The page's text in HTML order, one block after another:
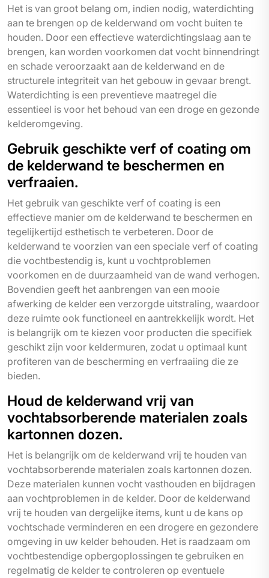
Het is van groot belang om, indien nodig, waterdichting
aan te brengen op de kelderwand om vocht buiten te
houden. Door een effectieve waterdichtingslaag aan te
brengen, kan worden voorkomen dat vocht binnendringt
en schade veroorzaakt aan de kelderwand en de
structurele integriteit van het gebouw in gevaar brengt.
Waterdichting is een preventieve maatregel die
essentieel is voor het behoud van een droge en gezonde
kelderomgeving.
Gebruik geschikte verf of coating om
de kelderwand te beschermen en
verfraaien.
Het gebruik van geschikte verf of coating is een
effectieve manier om de kelderwand te beschermen en
tegelijkertijd esthetisch te verbeteren. Door de
kelderwand te voorzien van een speciale verf of coating
die vochtbestendig is, kunt u vochtproblemen
voorkomen en de duurzaamheid van de wand verhogen.
Bovendien geeft het aanbrengen van een mooie
afwerking de kelder een verzorgde uitstraling, waardoor
deze ruimte ook functioneel en aantrekkelijk wordt. Het
is belangrijk om te kiezen voor producten die specifiek
geschikt zijn voor keldermuren, zodat u optimaal kunt
profiteren van de bescherming en verfraaiing die ze
bieden.
Houd de kelderwand vrij van
vochtabsorberende materialen zoals
kartonnen dozen.
Het is belangrijk om de kelderwand vrij te houden van
vochtabsorberende materialen zoals kartonnen dozen.
Deze materialen kunnen vocht vasthouden en bijdragen
aan vochtproblemen in de kelder. Door de kelderwand
vrij te houden van dergelijke items, kunt u de kans op
vochtschade verminderen en een drogere en gezondere
omgeving in uw kelder behouden. Het is raadzaam om
vochtbestendige opbergoplossingen te gebruiken en
regelmatig de kelder te controleren op eventuele